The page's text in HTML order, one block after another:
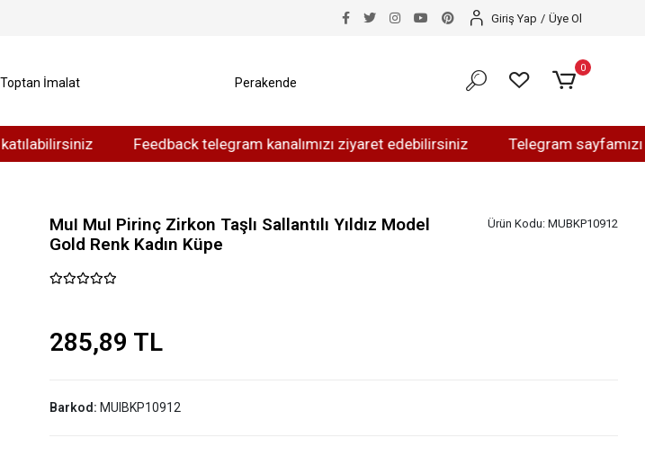
Feedback telegram kanalımızı ziyaret edebilirsiniz Telegram sayfamızı
Giriş Yap / Üye Ol
Toptan İmalat Perakende
0
MuI MuI Pirinç Zirkon Taşlı Sallantılı Yıldız Model
Gold Renk Kadın Küpe
Ürün Kodu: MUBKP10912
285,89 TL
Barkod: MUIBKP10912